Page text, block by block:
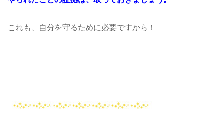
これも、自分を守るために必要ですから！